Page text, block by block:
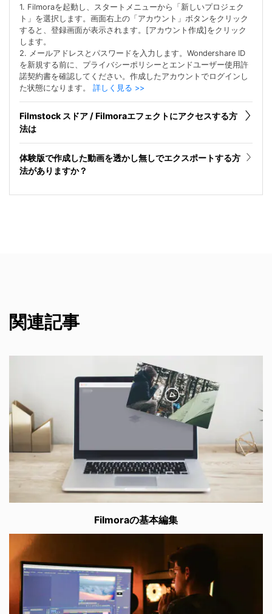
1. Filmoraを起動し、スタートメニューから「新しいプロジェク
ト」を選択します。画面右上の「アカウント」ボタンをクリック
すると、登録画面が表示されます。[アカウント作成]をクリック
します。
2. メールアドレスとパスワードを入力します。Wondershare ID
を新規する前に、プライバシーポリシーとエンドユーザー使用許
諾契約書を確認してください。作成したアカウントでログインし
た状態になります。 詳しく見る >>
Filmstock スドア / Filmoraエフェクトにアクセスする方
法は
体験版で作成した動画を透かし無しでエクスポートする方
法がありますか？
関連記事
Filmoraの基本編集